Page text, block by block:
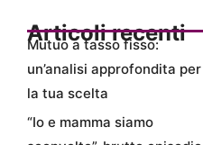
Articoli recenti
Mutuo a tasso fisso:
un’analisi approfondita per
la tua scelta
“Io e mamma siamo